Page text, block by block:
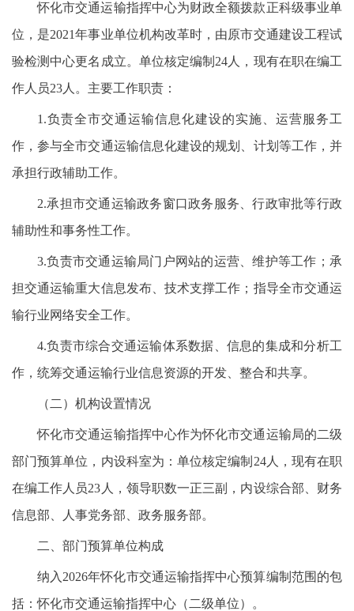
怀化市交通运输指挥中心为财政全额拨款正科级事业单
位，是2021年事业单位机构改革时，由原市交通建设工程试
验检测中心更名成立。单位核定编制24人，现有在职在编工
作人员23人。主要工作职责：
1.负责全市交通运输信息化建设的实施、运营服务工
作，参与全市交通运输信息化建设的规划、计划等工作，并
承担行政辅助工作。
2.承担市交通运输政务窗口政务服务、行政审批等行政
辅助性和事务性工作。
3.负责市交通运输局门户网站的运营、维护等工作；承
担交通运输重大信息发布、技术支撑工作；指导全市交通运
输行业网络安全工作。
4.负责市综合交通运输体系数据、信息的集成和分析工
作，统筹交通运输行业信息资源的开发、整合和共享。
（二）机构设置情况
怀化市交通运输指挥中心作为怀化市交通运输局的二级
部门预算单位，内设科室为：单位核定编制24人，现有在职
在编工作人员23人，领导职数一正三副，内设综合部、财务
信息部、人事党务部、政务服务部。
二、部门预算单位构成
纳入2026年怀化市交通运输指挥中心预算编制范围的包
括：怀化市交通运输指挥中心（二级单位）。